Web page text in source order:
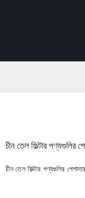
চীন তেল ফিল্টার পণ্যগুলির
চীন তেল ফিল্টার পণ্যগুলির